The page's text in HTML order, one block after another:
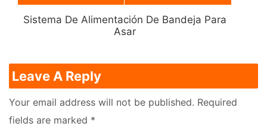
Sistema De Alimentación De Bandeja Para
Asar
Leave A Reply
Your email address will not be published. Required
fields are marked *